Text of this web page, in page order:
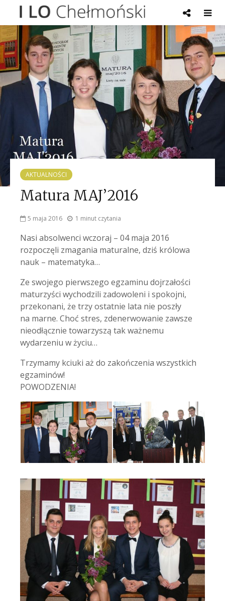
AKTUALNOŚCI
Matura MAJ’2016
5 maja 2016 1 minut czytania
Nasi absolwenci wczoraj – 04 maja 2016
rozpoczęli zmagania maturalne, dziś królowa
nauk – matematyka…
Ze swojego pierwszego egzaminu dojrzałości
maturzyści wychodzili zadowoleni i spokojni,
przekonani, że trzy ostatnie lata nie poszły
na marne. Choć stres, zdenerwowanie zawsze
nieodłącznie towarzyszą tak ważnemu
wydarzeniu w życiu…
Trzymamy kciuki aż do zakończenia wszystkich
egzaminów!
POWODZENIA!